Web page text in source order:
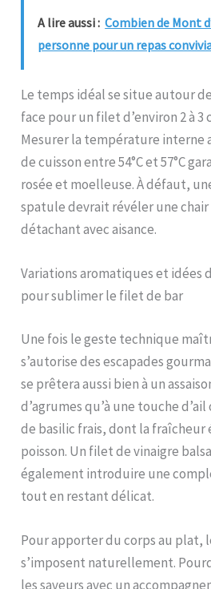
A lire aussi : Combien de Mont
personne pour un repas
Le temps idéal se situe autour
face pour un filet d’environ 2 à 3
Mesurer la température interne
de cuisson entre 54°C et 57°C
rosée et moelleuse. À défaut,
spatule devrait révéler une
détachant avec aisance.
Variations aromatiques et idées
pour sublimer le filet de bar
Une fois le geste technique
s’autorise des escapades
se prêtera aussi bien à un
d’agrumes qu’à une touche
de basilic frais, dont la
poisson. Un filet de vinaigre
également introduire une
tout en restant délicat.
Pour apporter du corps au plat,
s’imposent naturellement.
les saveurs avec un